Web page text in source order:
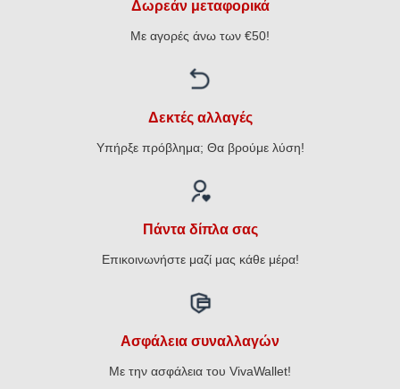
Δωρεάν μεταφορικά
Με αγορές άνω των €50!
Δεκτές αλλαγές
Υπήρξε πρόβλημα; Θα βρούμε λύση!
Πάντα δίπλα σας
Επικοινωνήστε μαζί μας κάθε μέρα!
Ασφάλεια συναλλαγών
Με την ασφάλεια του VivaWallet!